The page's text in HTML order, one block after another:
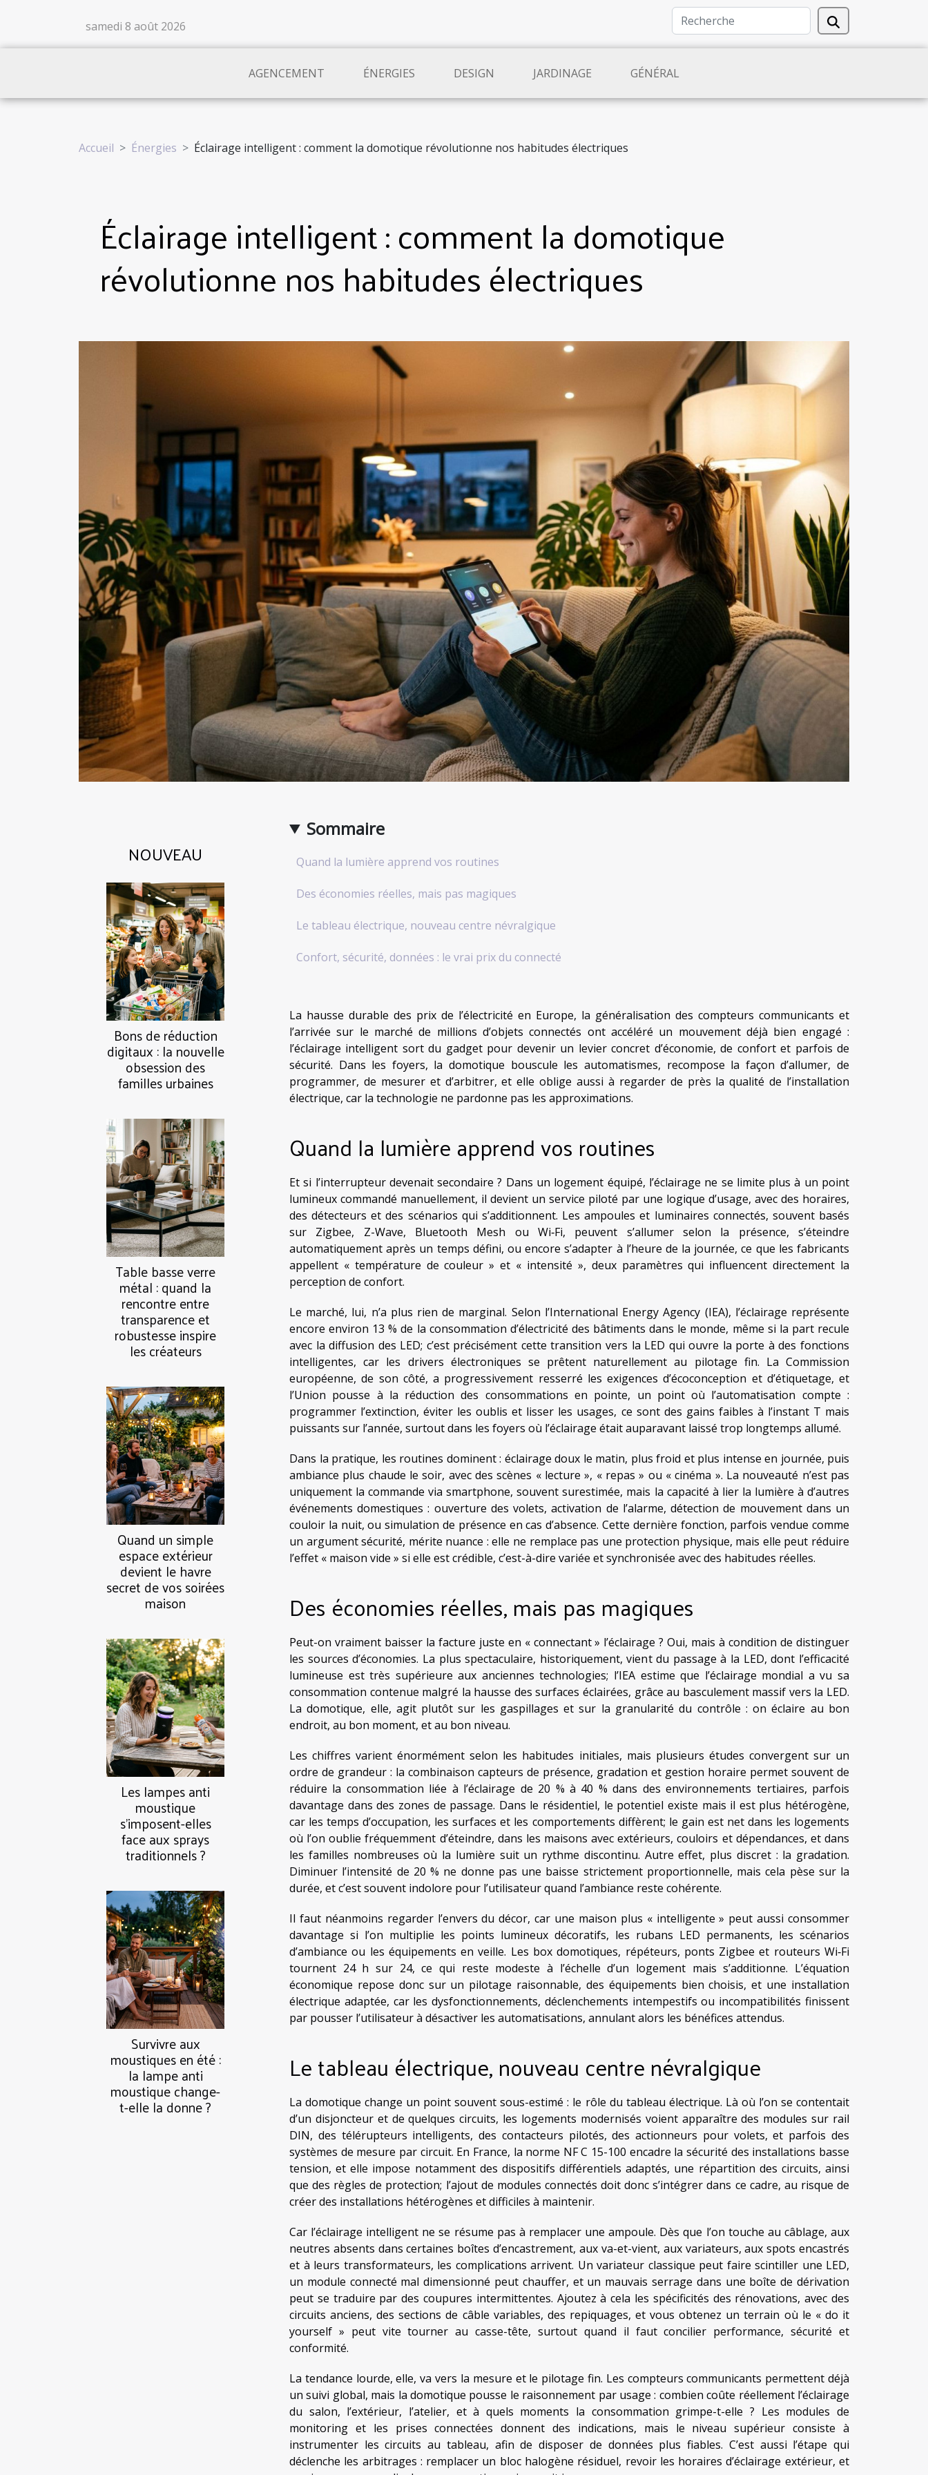
samedi 8 août 2026
AGENCEMENT ÉNERGIES DESIGN JARDINAGE GÉNÉRAL
Accueil Énergies Éclairage intelligent : comment la domotique révolutionne nos habitudes électriques
Éclairage intelligent : comment la domotique
révolutionne nos habitudes électriques
NOUVEAU
Bons de réduction
digitaux : la nouvelle
obsession des
familles urbaines
Table basse verre
métal : quand la
rencontre entre
transparence et
robustesse inspire
les créateurs
Quand un simple
espace extérieur
devient le havre
secret de vos soirées
maison
Les lampes anti
moustique
s’imposent-elles
face aux sprays
traditionnels ?
Survivre aux
moustiques en été :
la lampe anti
moustique change-
t-elle la donne ?
Sommaire
Quand la lumière apprend vos routines
Des économies réelles, mais pas magiques
Le tableau électrique, nouveau centre névralgique
Confort, sécurité, données : le vrai prix du connecté
La hausse durable des prix de l’électricité en Europe, la généralisation des compteurs communicants et
l’arrivée sur le marché de millions d’objets connectés ont accéléré un mouvement déjà bien engagé :
l’éclairage intelligent sort du gadget pour devenir un levier concret d’économie, de confort et parfois de
sécurité. Dans les foyers, la domotique bouscule les automatismes, recompose la façon d’allumer, de
programmer, de mesurer et d’arbitrer, et elle oblige aussi à regarder de près la qualité de l’installation
électrique, car la technologie ne pardonne pas les approximations.
Quand la lumière apprend vos routines
Et si l’interrupteur devenait secondaire ? Dans un logement équipé, l’éclairage ne se limite plus à un point
lumineux commandé manuellement, il devient un service piloté par une logique d’usage, avec des horaires,
des détecteurs et des scénarios qui s’additionnent. Les ampoules et luminaires connectés, souvent basés
sur Zigbee, Z-Wave, Bluetooth Mesh ou Wi‑Fi, peuvent s’allumer selon la présence, s’éteindre
automatiquement après un temps défini, ou encore s’adapter à l’heure de la journée, ce que les fabricants
appellent « température de couleur » et « intensité », deux paramètres qui influencent directement la
perception de confort.
Le marché, lui, n’a plus rien de marginal. Selon l’International Energy Agency (IEA), l’éclairage représente
encore environ 13 % de la consommation d’électricité des bâtiments dans le monde, même si la part recule
avec la diffusion des LED; c’est précisément cette transition vers la LED qui ouvre la porte à des fonctions
intelligentes, car les drivers électroniques se prêtent naturellement au pilotage fin. La Commission
européenne, de son côté, a progressivement resserré les exigences d’écoconception et d’étiquetage, et
l’Union pousse à la réduction des consommations en pointe, un point où l’automatisation compte :
programmer l’extinction, éviter les oublis et lisser les usages, ce sont des gains faibles à l’instant T mais
puissants sur l’année, surtout dans les foyers où l’éclairage était auparavant laissé trop longtemps allumé.
Dans la pratique, les routines dominent : éclairage doux le matin, plus froid et plus intense en journée, puis
ambiance plus chaude le soir, avec des scènes « lecture », « repas » ou « cinéma ». La nouveauté n’est pas
uniquement la commande via smartphone, souvent surestimée, mais la capacité à lier la lumière à d’autres
événements domestiques : ouverture des volets, activation de l’alarme, détection de mouvement dans un
couloir la nuit, ou simulation de présence en cas d’absence. Cette dernière fonction, parfois vendue comme
un argument sécurité, mérite nuance : elle ne remplace pas une protection physique, mais elle peut réduire
l’effet « maison vide » si elle est crédible, c’est-à-dire variée et synchronisée avec des habitudes réelles.
Des économies réelles, mais pas magiques
Peut-on vraiment baisser la facture juste en « connectant » l’éclairage ? Oui, mais à condition de distinguer
les sources d’économies. La plus spectaculaire, historiquement, vient du passage à la LED, dont l’efficacité
lumineuse est très supérieure aux anciennes technologies; l’IEA estime que l’éclairage mondial a vu sa
consommation contenue malgré la hausse des surfaces éclairées, grâce au basculement massif vers la LED.
La domotique, elle, agit plutôt sur les gaspillages et sur la granularité du contrôle : on éclaire au bon
endroit, au bon moment, et au bon niveau.
Les chiffres varient énormément selon les habitudes initiales, mais plusieurs études convergent sur un
ordre de grandeur : la combinaison capteurs de présence, gradation et gestion horaire permet souvent de
réduire la consommation liée à l’éclairage de 20 % à 40 % dans des environnements tertiaires, parfois
davantage dans des zones de passage. Dans le résidentiel, le potentiel existe mais il est plus hétérogène,
car les temps d’occupation, les surfaces et les comportements diffèrent; le gain est net dans les logements
où l’on oublie fréquemment d’éteindre, dans les maisons avec extérieurs, couloirs et dépendances, et dans
les familles nombreuses où la lumière suit un rythme discontinu. Autre effet, plus discret : la gradation.
Diminuer l’intensité de 20 % ne donne pas une baisse strictement proportionnelle, mais cela pèse sur la
durée, et c’est souvent indolore pour l’utilisateur quand l’ambiance reste cohérente.
Il faut néanmoins regarder l’envers du décor, car une maison plus « intelligente » peut aussi consommer
davantage si l’on multiplie les points lumineux décoratifs, les rubans LED permanents, les scénarios
d’ambiance ou les équipements en veille. Les box domotiques, répéteurs, ponts Zigbee et routeurs Wi‑Fi
tournent 24 h sur 24, ce qui reste modeste à l’échelle d’un logement mais s’additionne. L’équation
économique repose donc sur un pilotage raisonnable, des équipements bien choisis, et une installation
électrique adaptée, car les dysfonctionnements, déclenchements intempestifs ou incompatibilités finissent
par pousser l’utilisateur à désactiver les automatisations, annulant alors les bénéfices attendus.
Le tableau électrique, nouveau centre névralgique
La domotique change un point souvent sous-estimé : le rôle du tableau électrique. Là où l’on se contentait
d’un disjoncteur et de quelques circuits, les logements modernisés voient apparaître des modules sur rail
DIN, des télérupteurs intelligents, des contacteurs pilotés, des actionneurs pour volets, et parfois des
systèmes de mesure par circuit. En France, la norme NF C 15-100 encadre la sécurité des installations basse
tension, et elle impose notamment des dispositifs différentiels adaptés, une répartition des circuits, ainsi
que des règles de protection; l’ajout de modules connectés doit donc s’intégrer dans ce cadre, au risque de
créer des installations hétérogènes et difficiles à maintenir.
Car l’éclairage intelligent ne se résume pas à remplacer une ampoule. Dès que l’on touche au câblage, aux
neutres absents dans certaines boîtes d’encastrement, aux va-et-vient, aux variateurs, aux spots encastrés
et à leurs transformateurs, les complications arrivent. Un variateur classique peut faire scintiller une LED,
un module connecté mal dimensionné peut chauffer, et un mauvais serrage dans une boîte de dérivation
peut se traduire par des coupures intermittentes. Ajoutez à cela les spécificités des rénovations, avec des
circuits anciens, des sections de câble variables, des repiquages, et vous obtenez un terrain où le « do it
yourself » peut vite tourner au casse-tête, surtout quand il faut concilier performance, sécurité et
conformité.
La tendance lourde, elle, va vers la mesure et le pilotage fin. Les compteurs communicants permettent déjà
un suivi global, mais la domotique pousse le raisonnement par usage : combien coûte réellement l’éclairage
du salon, l’extérieur, l’atelier, et à quels moments la consommation grimpe-t-elle ? Les modules de
monitoring et les prises connectées donnent des indications, mais le niveau supérieur consiste à
instrumenter les circuits au tableau, afin de disposer de données plus fiables. C’est aussi l’étape qui
déclenche les arbitrages : remplacer un bloc halogène résiduel, revoir les horaires d’éclairage extérieur, et